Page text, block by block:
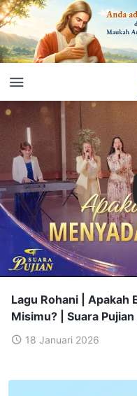
Lagu Rohani | Apakah
Misimu? | Suara
18 Januari 2026